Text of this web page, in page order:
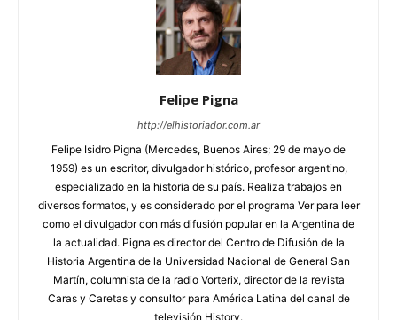
Felipe Pigna
http://elhistoriador.com.ar
Felipe Isidro Pigna (Mercedes, Buenos Aires; 29 de mayo de
1959) es un escritor, divulgador histórico, profesor argentino,
especializado en la historia de su país. Realiza trabajos en
diversos formatos, y es considerado por el programa Ver para leer
como el divulgador con más difusión popular en la Argentina de
la actualidad. Pigna es director del Centro de Difusión de la
Historia Argentina de la Universidad Nacional de General San
Martín, columnista de la radio Vorterix, director de la revista
Caras y Caretas y consultor para América Latina del canal de
televisión History.